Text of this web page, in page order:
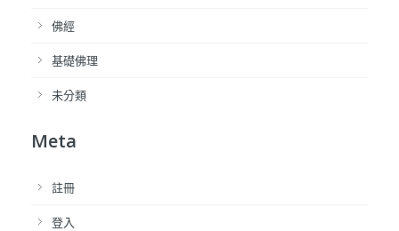
佛經
基礎佛理
未分類
Meta
註冊
登入